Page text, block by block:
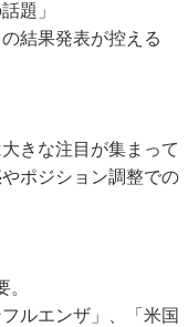
題」
結果発表が控える
きな注目が集まって
ポジション調整での
ルエンザ」、「米国